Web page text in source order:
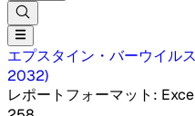
エプスタイン・バーウイル
2032)
レポートフォーマット :